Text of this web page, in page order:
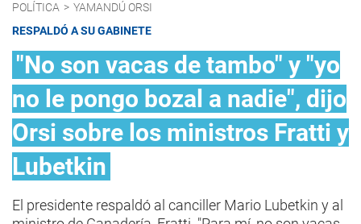
POLÍTICA > YAMANDÚ ORSI
RESPALDÓ A SU GABINETE
"No son vacas de tambo" y "yo
no le pongo bozal a nadie", dijo
Orsi sobre los ministros Fratti y
Lubetkin
El presidente respaldó al canciller Mario Lubetkin y al